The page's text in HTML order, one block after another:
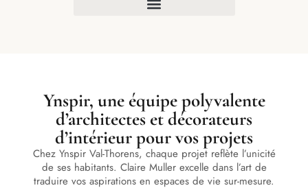
Ynspir, une équipe polyvalente
d’architectes et décorateurs
d’intérieur pour vos projets
Chez Ynspir Val-Thorens, chaque projet reflète l’unicité
de ses habitants. Claire Muller excelle dans l’art de
traduire vos aspirations en espaces de vie sur-mesure.